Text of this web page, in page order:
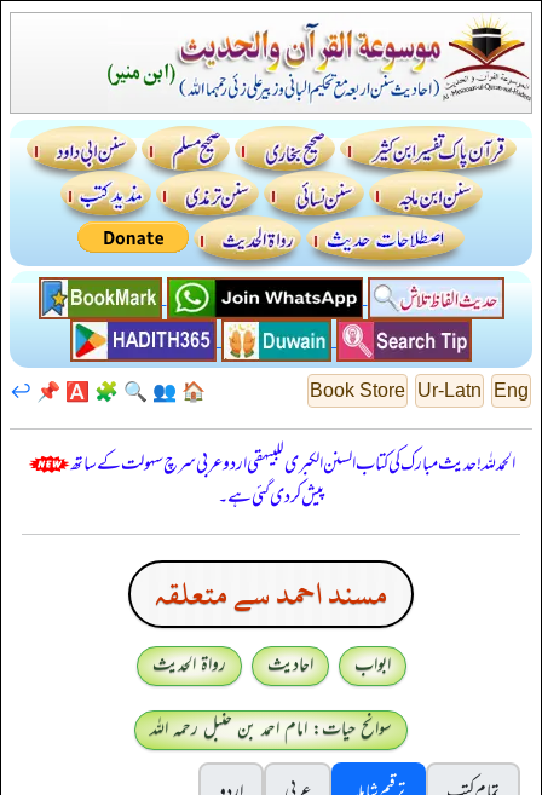
Eng
Ur-Latn
Book Store
🏠
👥
🔍
🧩
🅰️
📌
↩️
الحمدللہ! حدیث مبارک کی کتاب السنن الكبرى للبيهقي اردو عربی سرچ سہولت کے ساتھ
پیش کر دی گئی ہے۔
مسند احمد سے متعلقہ
ابواب احادیث
رواۃ الحدیث
سوانح حیات: امام احمد بن حنبل رحمہ اللہ